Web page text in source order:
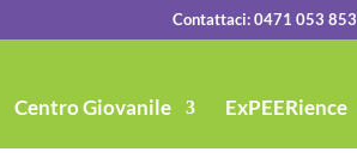
Contattaci: 0471 053 853
Centro Giovanile ExPEERience